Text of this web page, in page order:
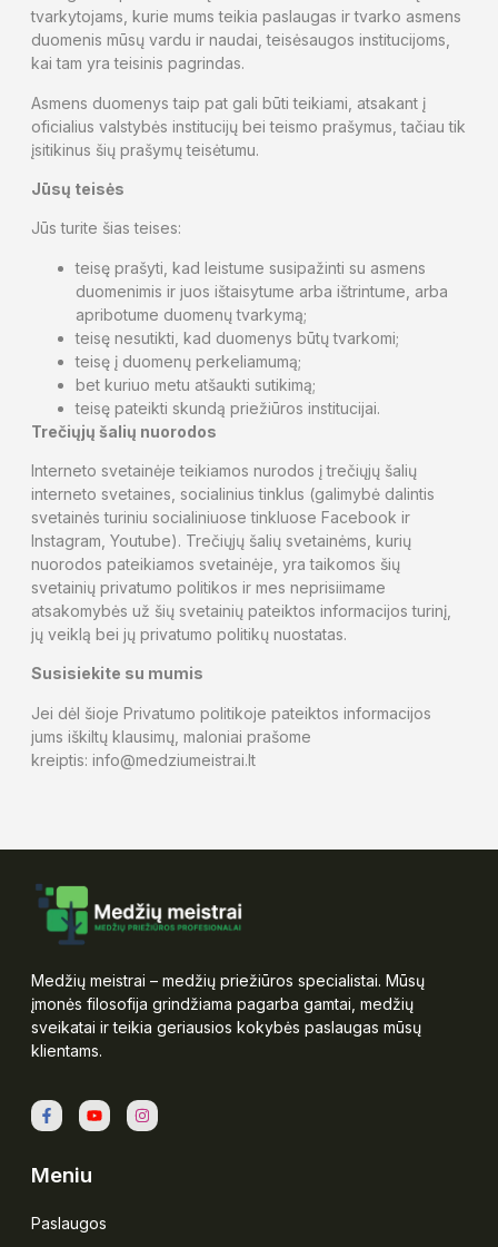
tvarkytojams, kurie mums teikia paslaugas ir tvarko asmens
duomenis mūsų vardu ir naudai, teisėsaugos institucijoms,
kai tam yra teisinis pagrindas.
Asmens duomenys taip pat gali būti teikiami, atsakant į
oficialius valstybės institucijų bei teismo prašymus, tačiau tik
įsitikinus šių prašymų teisėtumu.
Jūsų teisės
Jūs turite šias teises:
teisę prašyti, kad leistume susipažinti su asmens
duomenimis ir juos ištaisytume arba ištrintume, arba
apribotume duomenų tvarkymą;
teisę nesutikti, kad duomenys būtų tvarkomi;
teisę į duomenų perkeliamumą;
bet kuriuo metu atšaukti sutikimą;
teisę pateikti skundą priežiūros institucijai.
Trečiųjų šalių nuorodos
Interneto svetainėje teikiamos nurodos į trečiųjų šalių
interneto svetaines, socialinius tinklus (galimybė dalintis
svetainės turiniu socialiniuose tinkluose Facebook ir
Instagram, Youtube). Trečiųjų šalių svetainėms, kurių
nuorodos pateikiamos svetainėje, yra taikomos šių
svetainių privatumo politikos ir mes neprisiimame
atsakomybės už šių svetainių pateiktos informacijos turinį,
jų veiklą bei jų privatumo politikų nuostatas.
Susisiekite su mumis
Jei dėl šioje Privatumo politikoje pateiktos informacijos
jums iškiltų klausimų, maloniai prašome
kreiptis: info@medziumeistrai.lt
Medžių meistrai – medžių priežiūros specialistai. Mūsų
įmonės filosofija grindžiama pagarba gamtai, medžių
sveikatai ir teikia geriausios kokybės paslaugas mūsų
klientams.
Meniu
Paslaugos